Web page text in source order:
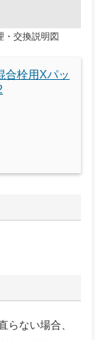
・交換説明図
合栓用Xパッ
らない場合、